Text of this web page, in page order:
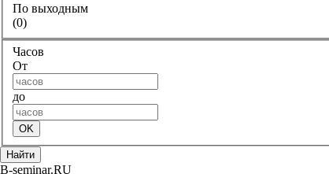
По выходным
(0)
Часов
От
до
OK
Найти
B-seminar.RU